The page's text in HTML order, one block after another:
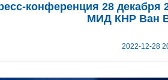
конференция 28 декабря
МИД КНР Ван
2022-12-28